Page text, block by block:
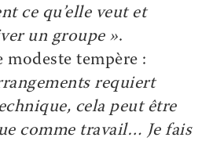
ce qu’elle veut et
un groupe ».
tempère :
requiert
cela peut être
comme travail… Je fais